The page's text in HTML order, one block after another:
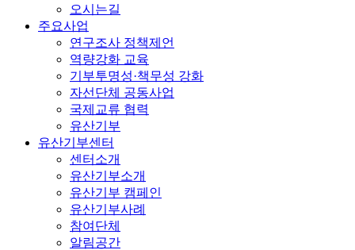
오시는길
주요사업
연구조사 정책제언
역량강화 교육
기부투명성·책무성 강화
자선단체 공동사업
국제교류 협력
유산기부
유산기부센터
센터소개
유산기부소개
유산기부 캠페인
유산기부사례
참여단체
알림공간